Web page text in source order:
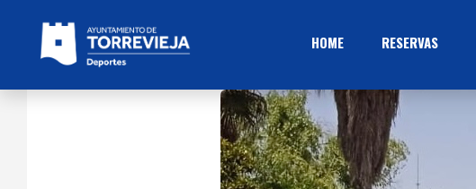
HOME RESERVAS